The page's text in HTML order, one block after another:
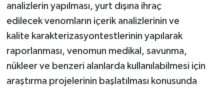
analizlerin yapılması, yurt dışına ihraç
edilecek venomların içerik analizlerinin ve
kalite karakterizasyontestlerinin yapılarak
raporlanması, venomun medikal, savunma,
nükleer ve benzeri alanlarda kullanılabilmesi için
araştırma projelerinin başlatılması konusunda